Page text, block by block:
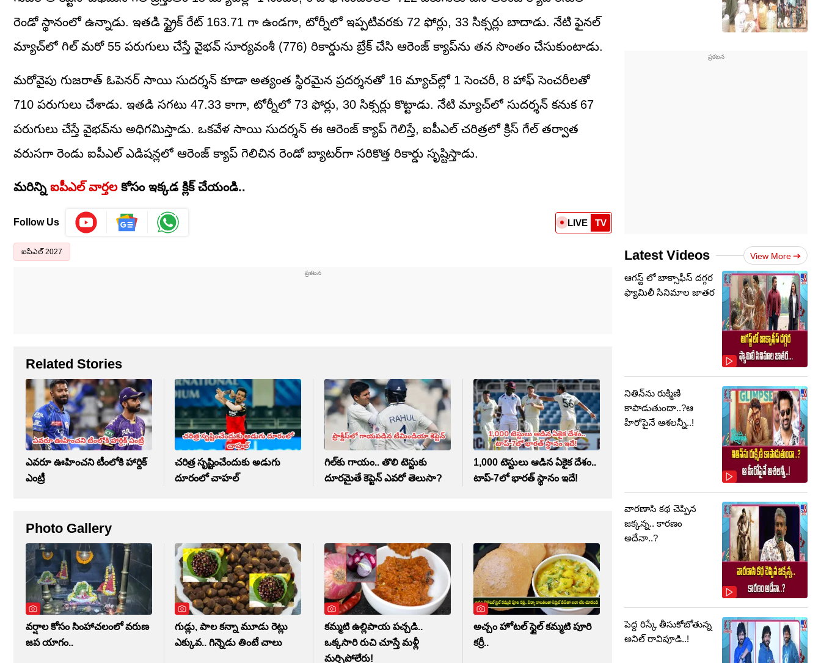
రెండో స్థానంలో ఉన్నాడు. ఇతడి స్ట్రైక్ రేట్ 163.71 గా ఉండగా, టోర్నీలో ఇప్పటివరకు 72 ఫోర్లు, 33 సిక్సర్లు బాదాడు. నేటి ఫైనల్
మ్యాచ్‌లో గిల్ మరో 55 పరుగులు చేస్తే వైభవ్ సూర్యవంశీ (776) రికార్డును బ్రేక్ చేసి ఆరెంజ్ క్యాప్‌ను తన సొంతం చేసుకుంటాడు.
మరోవైపు గుజరాత్ ఓపెనర్ సాయి సుదర్శన్ కూడా అత్యంత స్థిరమైన ప్రదర్శనతో 16 మ్యాచ్‌ల్లో 1 సెంచరీ, 8 హాఫ్ సెంచరీలతో
710 పరుగులు చేశాడు. ఇతడి సగటు 47.33 కాగా, టోర్నీలో 73 ఫోర్లు, 30 సిక్సర్లు కొట్టాడు. నేటి మ్యాచ్‌లో సుదర్శన్ కనుక 67
పరుగులు చేస్తే వైభవ్‌ను అధిగమిస్తాడు. ఒకవేళ సాయి సుదర్శన్ ఈ ఆరెంజ్ క్యాప్ గెలిస్తే, ఐపీఎల్ చరిత్రలో క్రిస్ గేల్ తర్వాత
వరుసగా రెండు ఐపీఎల్ ఎడిషన్లలో ఆరెంజ్ క్యాప్ గెలిచిన రెండో బ్యాటర్‌గా సరికొత్త రికార్డు సృష్టిస్తాడు.
మరిన్ని ఐపీఎల్ వార్తలకోసం ఇక్కడ క్లిక్ చేయండి..
Follow Us LIVE TV
ఐపీఎల్ 2027
Related Stories
ఎవరూ ఊహించని టీంలోకి హార్దిక్
ఎంట్రీ
చరిత్ర సృష్టించేందుకు అడుగు
దూరంలో చాహల్
గిల్‌కు గాయం.. తొలి టెస్టుకు
దూరమైతే కెప్టెన్ ఎవరో తెలుసా?
1,000 టెస్టులు ఆడిన ఏకైక దేశం..
టాప్-7లో భారత్ స్థానం ఇదే!
Photo Gallery
వర్షాల కోసం సింహాచలంలో వరుణ
జప యాగం..
గుడ్లు, పాల కన్నా మూడు రెట్లు
ఎక్కువ.. గిన్నెడు తింటే చాలు
కమ్మటి ఉల్లిపాయ పచ్చడి..
ఒక్కసారి రుచి చూస్తే మళ్లీ
మర్చిపోలేరు!
అచ్చం హోటల్ స్టైల్ కమ్మటి పూరి
కర్రీ..
Latest Videos View More
ఆగస్ట్ లో బాక్సాఫీస్ దగ్గర
ఫ్యామిలీ సినిమాల జాతర
నితిన్‌ను రుక్మిణి
కాపాడుతుందా..?ఆ
హీరోపైనే ఆశలన్నీ..!
వారణాసి కథ చెప్పిన
జక్కన్న.. కారణం
అదేనా..?
పెద్ద రిస్కే తీసుకోబోతున్న
అనిల్ రావిపూడి..!